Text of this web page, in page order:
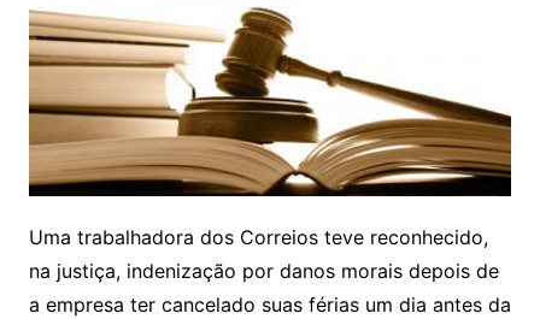
Uma trabalhadora dos Correios teve reconhecido,
na justiça, indenização por danos morais depois de
a empresa ter cancelado suas férias um dia antes da